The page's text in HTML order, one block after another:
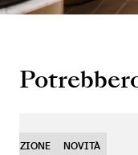
EDIZIONE NOVITÀ